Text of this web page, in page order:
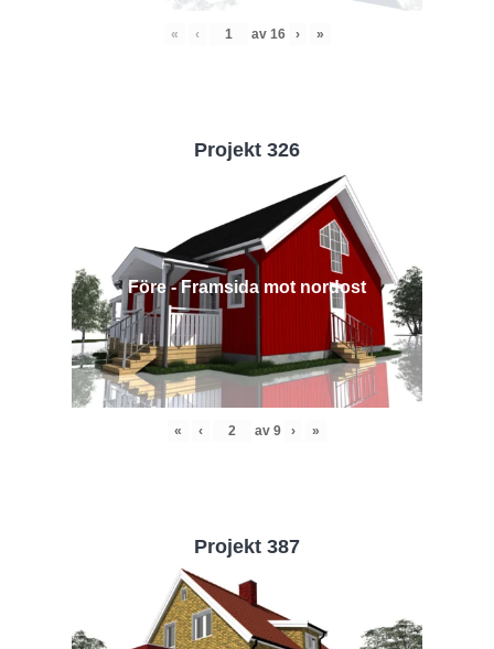
« ‹ av 16 › »
Projekt 326
Före - Framsida mot nordost
« ‹ av 9 › »
Projekt 387